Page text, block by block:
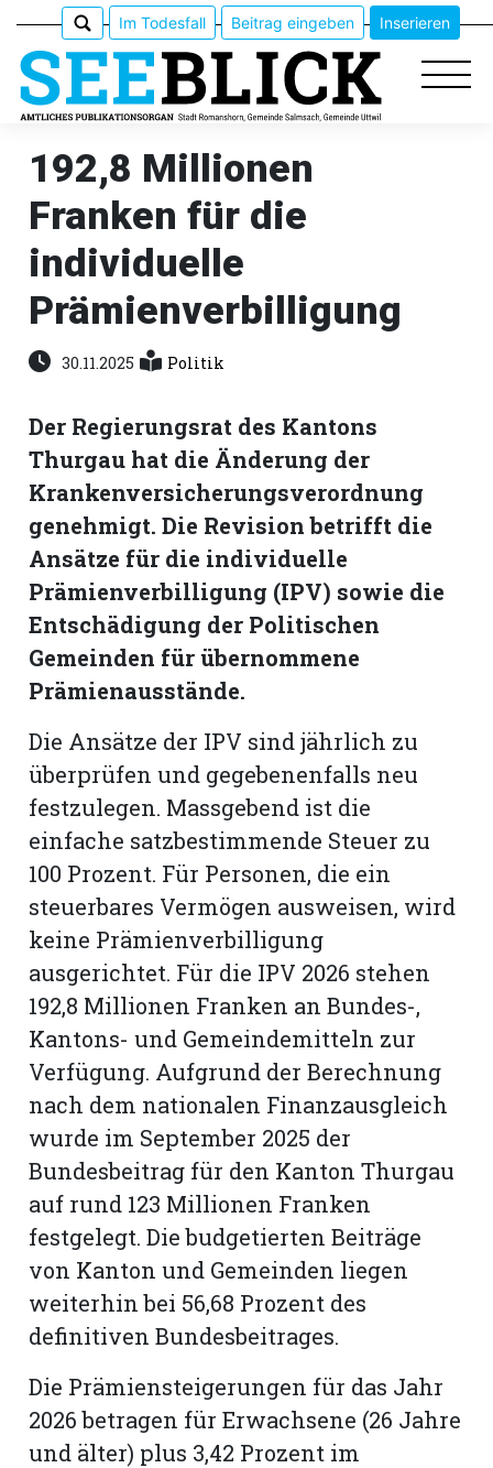
Epaper
Veranstaltungen
Erlebnisführer
App
Romanshorn:
offizielle
Mitteilungen
Im Todesfall Beitrag eingeben Inserieren
192,8 Millionen
Franken für die
individuelle
Prämienverbilligung
30.11.2025 Politik
Der Regierungsrat des Kantons
Thurgau hat die Änderung der
Krankenversicherungsverordnung
genehmigt. Die Revision betrifft die
Ansätze für die individuelle
Prämienverbilligung (IPV) sowie die
Entschädigung der Politischen
Gemeinden für übernommene
Prämienausstände.
Die Ansätze der IPV sind jährlich zu
überprüfen und gegebenenfalls neu
festzulegen. Massgebend ist die
einfache satzbestimmende Steuer zu
100 Prozent. Für Personen, die ein
steuerbares Vermögen ausweisen, wird
keine Prämienverbilligung
ausgerichtet. Für die IPV 2026 stehen
192,8 Millionen Franken an Bundes-,
Kantons- und Gemeindemitteln zur
Verfügung. Aufgrund der Berechnung
nach dem nationalen Finanzausgleich
wurde im September 2025 der
Bundesbeitrag für den Kanton Thurgau
auf rund 123 Millionen Franken
festgelegt. Die budgetierten Beiträge
von Kanton und Gemeinden liegen
weiterhin bei 56,68 Prozent des
definitiven Bundesbeitrages.
Die Prämiensteigerungen für das Jahr
2026 betragen für Erwachsene (26 Jahre
und älter) plus 3,42 Prozent im